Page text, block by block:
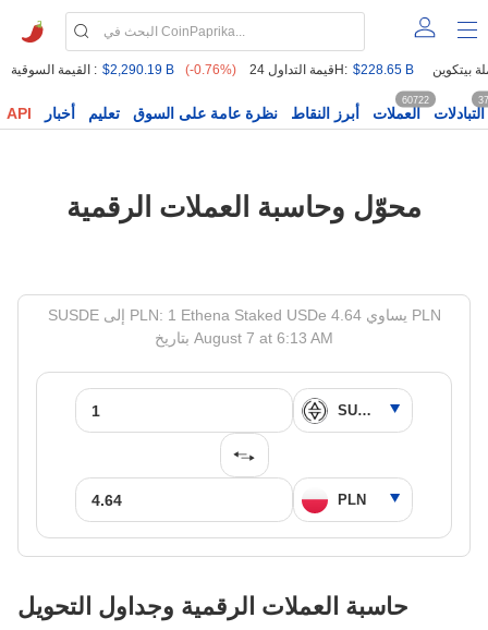
القيمة السوقية : $2,290.19 B (-0.76%) قيمة التداول 24H: $228.65 B
API أخبار تعليم نظرة عامة على السوق أبرز النقاط العملات
60722
التبادلات
محوّل وحاسبة العملات الرقمية
SUSDE إلى PLN: 1 Ethena Staked USDe يساوي 4.64 PLN
بتاريخ August 7 at 6:13 AM
حاسبة العملات الرقمية وجداول التحويل